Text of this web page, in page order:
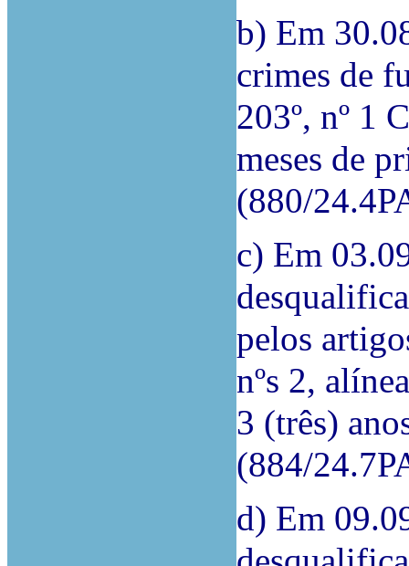
b) Em
crimes de
203º, nº 1
meses de
(880/
c) Em
pelos
nºs 2,
3 (três)
(884/
d) Em